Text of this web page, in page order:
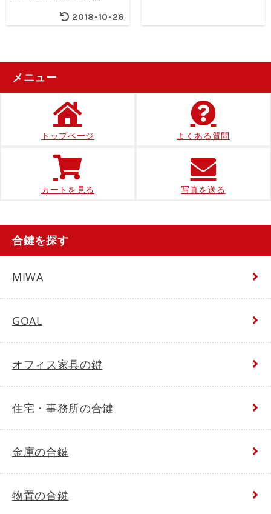
2018-10-26
メニュー
トップページ よくある質問
カートを見る 写真を送る
合鍵を探す
MIWA
GOAL
オフィス家具の鍵
住宅・事務所の合鍵
金庫の合鍵
物置の合鍵